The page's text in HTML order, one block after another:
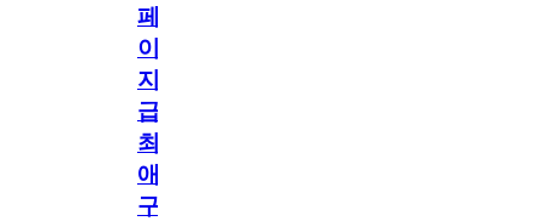
페
이
지
급!
최
애
구